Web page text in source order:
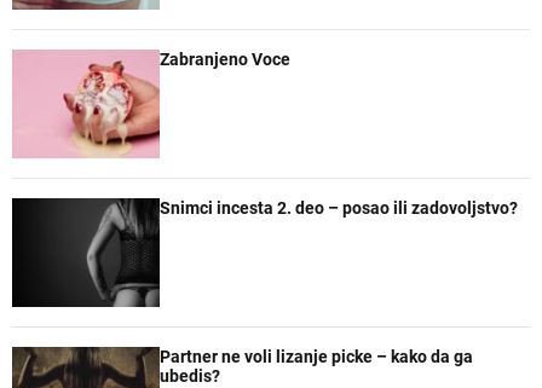
Zabranjeno Voce
Snimci incesta 2. deo – posao ili zadovoljstvo?
Partner ne voli lizanje picke – kako da ga
ubedis?